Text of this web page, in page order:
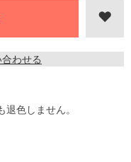
わせる
色しません。